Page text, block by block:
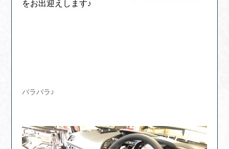
をお出迎えします♪
バラバラ♪